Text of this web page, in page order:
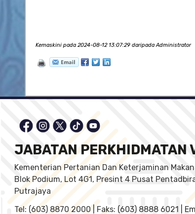
Kemaskini pada 2024-08-12 13:07:29 daripada Administrator
JABATAN PERKHIDMATAN
Kementerian Pertanian Dan Keterjaminan
Blok Podium, Lot 4G1, Presint 4 Pusat
Putrajaya
Tel: (603) 8870 2000 | Faks: (603) 8888 6021 |